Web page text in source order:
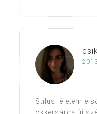
Stílus: életem
okkersárga új